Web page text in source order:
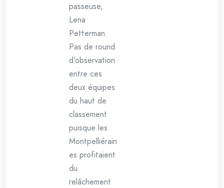
passeuse,
Lena
Petterman.
Pas de round
d’observation
entre ces
deux équipes
du haut de
classement
puisque les
Montpelliérain
es profitaient
du
relâchement